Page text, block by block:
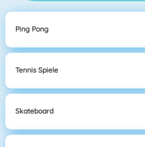
Ping Pong
Tennis Spiele
Skateboard